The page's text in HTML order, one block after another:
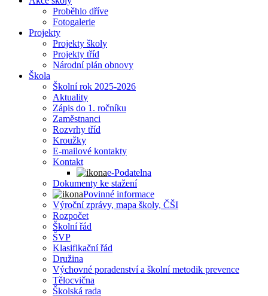
Proběhlo dříve
Fotogalerie
Projekty
Projekty školy
Projekty tříd
Národní plán obnovy
Škola
Školní rok 2025-2026
Aktuality
Zápis do 1. ročníku
Zaměstnanci
Rozvrhy tříd
Kroužky
E-mailové kontakty
Kontakt
e-Podatelna
Dokumenty ke stažení
Povinné informace
Výroční zprávy, mapa školy, ČŠI
Rozpočet
Školní řád
ŠVP
Klasifikační řád
Družina
Výchovné poradenství a školní metodik prevence
Tělocvična
Školská rada